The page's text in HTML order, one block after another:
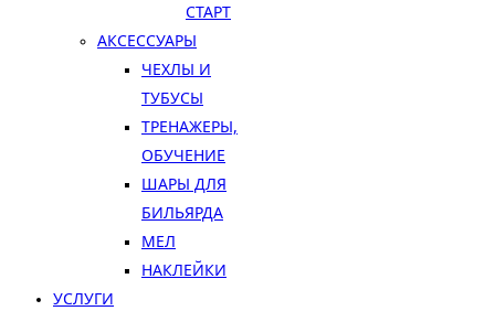
СТАРТ
АКСЕССУАРЫ
ЧЕХЛЫ И
ТУБУСЫ
ТРЕНАЖЕРЫ,
ОБУЧЕНИЕ
ШАРЫ ДЛЯ
БИЛЬЯРДА
МЕЛ
НАКЛЕЙКИ
УСЛУГИ